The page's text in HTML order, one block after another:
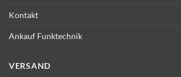
Kontakt
Ankauf Funktechnik
VERSAND